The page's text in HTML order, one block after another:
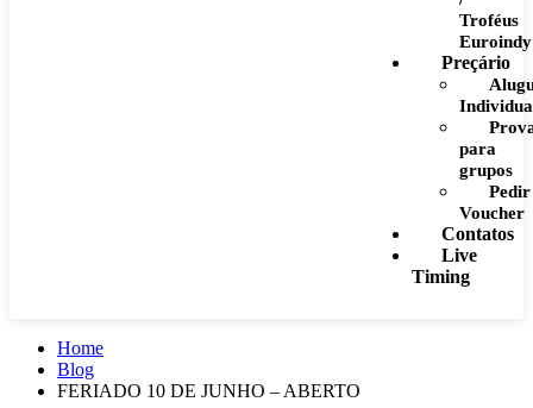
Troféus
Euroindy
Preçário
para
grupos
Pedir
Voucher
Contatos
Live
Timing
Home
Blog
FERIADO 10 DE JUNHO – ABERTO